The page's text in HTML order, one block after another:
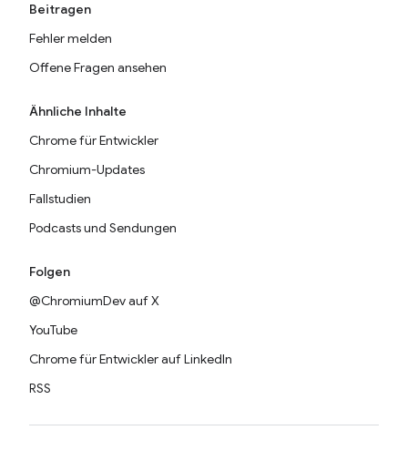
Beitragen
Fehler melden
Offene Fragen ansehen
Ähnliche Inhalte
Chrome für Entwickler
Chromium-Updates
Fallstudien
Podcasts und Sendungen
Folgen
@ChromiumDev auf X
YouTube
Chrome für Entwickler auf LinkedIn
RSS